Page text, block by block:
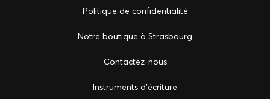
Politique de confidentialité
Notre boutique à Strasbourg
Сontactez-nous
Instruments d'écriture